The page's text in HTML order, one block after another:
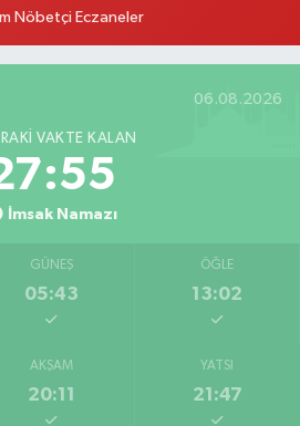
Zeliha Ana Sokak No:20 8 Merkez Bartın
Nöbetçi Eczaneler
06.08.2026
VAKTE KALAN
İmsak Namazı
GÜNEŞ
05:43
ÖĞLE
13:02
AKŞAM
20:11
YATSI
21:47